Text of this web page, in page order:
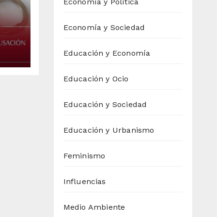
Economía y Política
Economía y Sociedad
Educación y Economía
Educación y Ocio
Educación y Sociedad
Educación y Urbanismo
Feminismo
Influencias
Medio Ambiente